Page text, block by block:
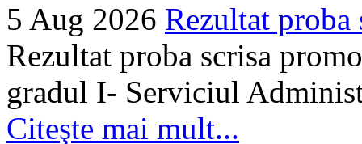
5 Aug 2026 Rezultat proba
Rezultat proba scrisa
gradul I- Serviciul
Citeşte mai mult...